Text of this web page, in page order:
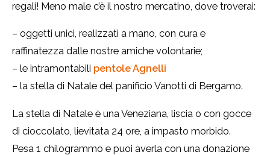
regali! Meno male c’è il nostro mercatino, dove troverai:
– oggetti unici, realizzati a mano, con cura e
raffinatezza dalle nostre amiche volontarie;
– le intramontabili pentole Agnelli
– la stella di Natale del panificio Vanotti di Bergamo.
La stella di Natale è una Veneziana, liscia o con gocce
di cioccolato, lievitata 24 ore, a impasto morbido.
Pesa 1 chilogrammo e puoi averla con una donazione